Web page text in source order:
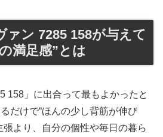
ァン 7285 158が与えて
満足感”とは
158」に出合って最もよかったと
だけで“ほんの少し背筋が伸び
張より、自分の個性や毎日の暮ら